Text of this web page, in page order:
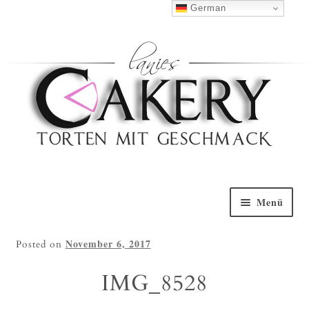
0152 5314 0461 Nach Oben
Menü
Torten Galerie
Posted on November 6, 2017
IMG_8528
German